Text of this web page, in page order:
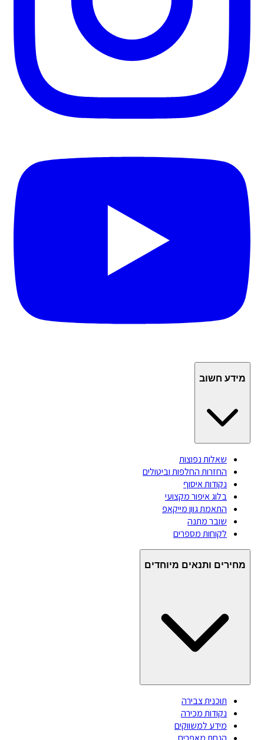
מידע חשוב
שאלות נפוצות
החזרות החלפות וביטולים
נקודות איסוף
בלוג איפור מקצועי
התאמת גוון מייקאפ
שובר מתנה
לקוחות מספרים
מחירים ותנאים מיוחדים
תוכנית צבירה
נקודות מכירה
מידע למשווקים